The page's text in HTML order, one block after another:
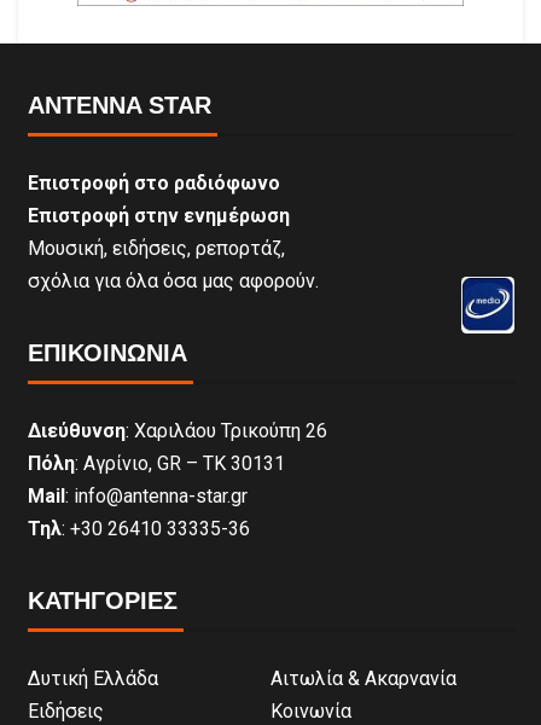
ANTENNA STAR
Επιστροφή στο ραδιόφωνο
Επιστροφή στην ενημέρωση
Μουσική, ειδήσεις, ρεπορτάζ,
σχόλια για όλα όσα μας αφορούν.
ΕΠΙΚΟΙΝΩΝΊΑ
Διεύθυνση: Χαριλάου Τρικούπη 26
Πόλη: Αγρίνιο, GR – ΤΚ 30131
Mail: info@antenna-star.gr
Τηλ: +30 26410 33335-36
ΚΑΤΗΓΟΡΙΕΣ
Δυτική Ελλάδα
Αιτωλία & Ακαρνανία
Ειδήσεις
Κοινωνία